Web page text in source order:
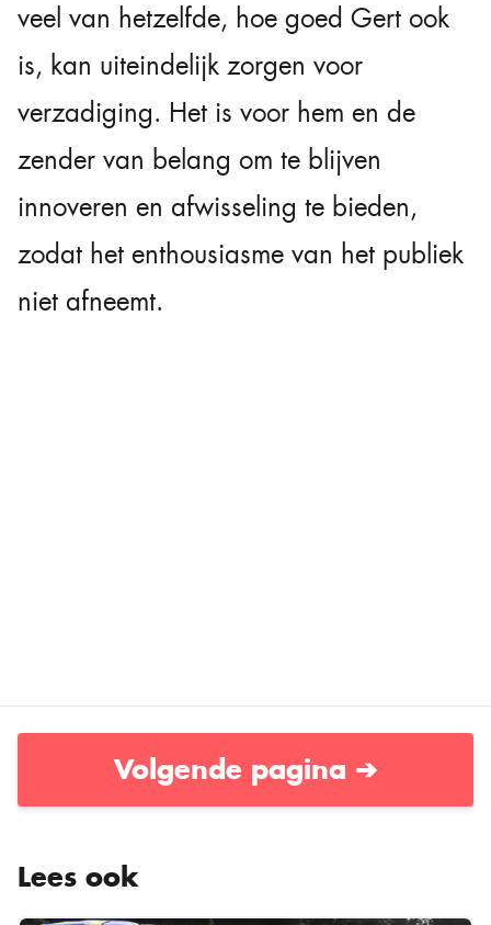
veel van hetzelfde, hoe goed Gert ook
is, kan uiteindelijk zorgen voor
verzadiging. Het is voor hem en de
zender van belang om te blijven
innoveren en afwisseling te bieden,
zodat het enthousiasme van het publiek
niet afneemt.
Volgende pagina ➔
Lees ook